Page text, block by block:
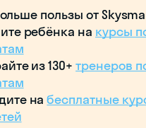
пользы от
ребёнка на курсы
из 130+тренеров
набесплатные